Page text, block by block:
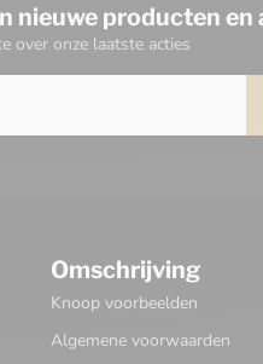
nieuwe producten en
over onze laatste acties
Omschrijving
Knoop voorbeelden
Algemene voorwaarden